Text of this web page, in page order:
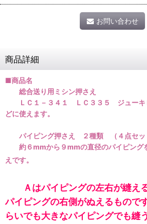
お問い合わせ
商品詳細
■商品名
総合送り用ミシン押さえ
ＬＣ１－３４１ ＬＣ３３５ ジューキ
どに使えます。
パイピング押さえ ２種類 （４点セッ
約６mmから９mmの直径のパイピング
えです。
Ａはパイピングの左右が縫え
パイピングの右側がぬえるもので
らいでも大きなパイピングでも縫